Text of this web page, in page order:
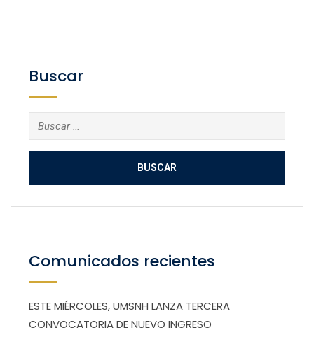
Buscar
Buscar:
Comunicados recientes
ESTE MIÉRCOLES, UMSNH LANZA TERCERA
CONVOCATORIA DE NUEVO INGRESO